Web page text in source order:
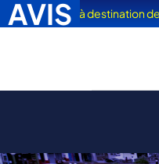
AVISà destination des